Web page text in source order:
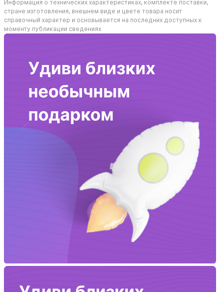
Информация о технических характеристиках, комплекте поставки,
стране изготовления, внешнем виде и цвете товара носит
справочный характер и основывается на последних доступных к
моменту публикации сведениях